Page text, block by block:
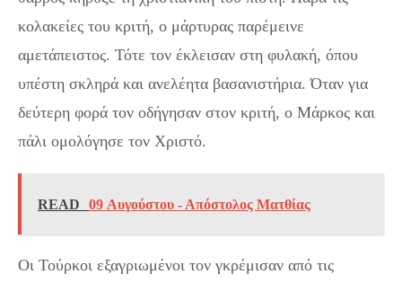
κολακείες του κριτή, ο μάρτυρας παρέμεινε
αμετάπειστος. Τότε τον έκλεισαν στη φυλακή, όπου
υπέστη σκληρά και ανελέητα βασανιστήρια. Όταν για
δεύτερη φορά τον οδήγησαν στον κριτή, ο Μάρκος και
πάλι ομολόγησε τον Χριστό.
READ 09 Αυγούστου - Απόστολος Ματθίας
Οι Τούρκοι εξαγριωμένοι τον γκρέμισαν από τις